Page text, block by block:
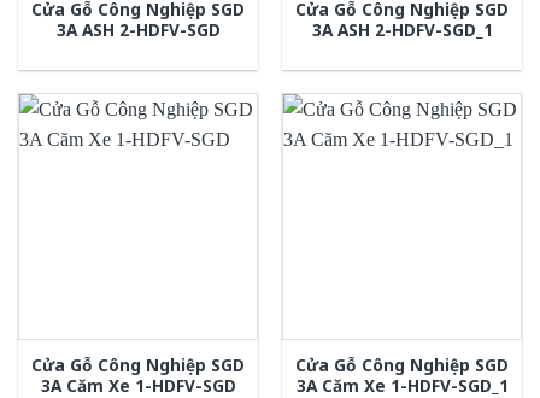
Cửa Gỗ Công Nghiệp SGD
3A ASH 2-HDFV-SGD
Cửa Gỗ Công Nghiệp SGD
3A ASH 2-HDFV-SGD_1
Cửa Gỗ Công Nghiệp SGD
3A Căm Xe 1-HDFV-SGD
Cửa Gỗ Công Nghiệp SGD
3A Căm Xe 1-HDFV-SGD_1